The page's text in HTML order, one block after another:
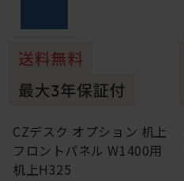
CZデスク オプション 机上
フロントパネル W1400用
机上H325